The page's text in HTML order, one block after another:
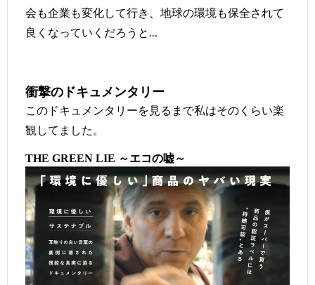
会も企業も変化して行き、地球の環境も保全されて
良くなっていくだろうと…
衝撃のドキュメンタリー
このドキュメンタリーを見るまで私はそのくらい楽
観してました。
THE GREEN LIE ～エコの嘘～